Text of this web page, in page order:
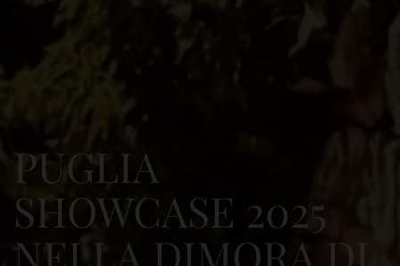
PUGLIA
SHOWCASE 2025